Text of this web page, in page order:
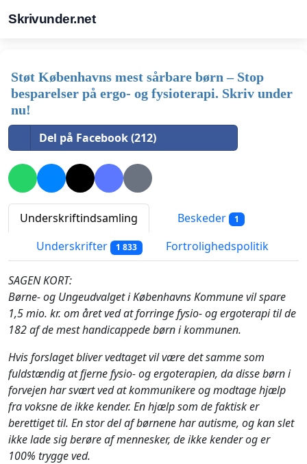
Skrivunder.net
Støt Københavns mest sårbare børn – Stop
besparelser på ergo- og fysioterapi. Skriv under
nu!
Del på Facebook (212)
Underskriftindsamling Beskeder 1
Underskrifter 1 833 Fortrolighedspolitik
SAGEN KORT:
Børne- og Ungeudvalget i Københavns Kommune vil spare
1,5 mio. kr. om året ved at forringe fysio- og ergoterapi til de
182 af de mest handicappede børn i kommunen.
Hvis forslaget bliver vedtaget vil være det samme som
fuldstændig at fjerne fysio- og ergoterapien, da disse børn i
forvejen har svært ved at kommunikere og modtage hjælp
fra voksne de ikke kender. En hjælp som de faktisk er
berettiget til. En stor del af børnene har autisme, og kan slet
ikke lade sig berøre af mennesker, de ikke kender og er
100% trygge ved.